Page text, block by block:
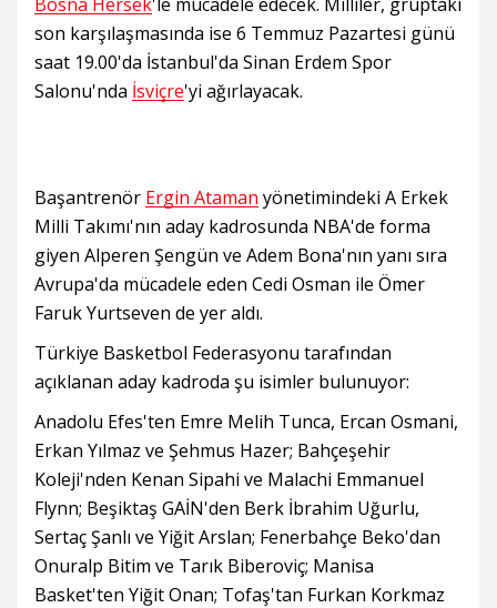
son karşılaşmasında ise 6 Temmuz Pazartesi günü
saat 19.00'da İstanbul'da Sinan Erdem Spor
Salonu'nda İsviçre'yi ağırlayacak.
Başantrenör Ergin Ataman yönetimindeki A Erkek
Milli Takımı'nın aday kadrosunda NBA'de forma
giyen Alperen Şengün ve Adem Bona'nın yanı sıra
Avrupa'da mücadele eden Cedi Osman ile Ömer
Faruk Yurtseven de yer aldı.
Türkiye Basketbol Federasyonu tarafından
açıklanan aday kadroda şu isimler bulunuyor:
Anadolu Efes'ten Emre Melih Tunca, Ercan Osmani,
Erkan Yılmaz ve Şehmus Hazer; Bahçeşehir
Koleji'nden Kenan Sipahi ve Malachi Emmanuel
Flynn; Beşiktaş GAİN'den Berk İbrahim Uğurlu,
Sertaç Şanlı ve Yiğit Arslan; Fenerbahçe Beko'dan
Onuralp Bitim ve Tarık Biberoviç; Manisa
Basket'ten Yiğit Onan; Tofaş'tan Furkan Korkmaz